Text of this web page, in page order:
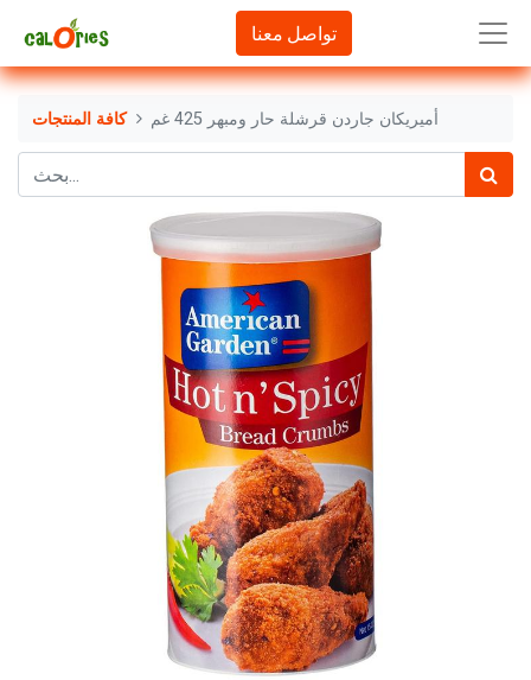
تواصل معنا
كافة المنتجات أميريكان جاردن قرشلة حار ومبهر 425 غم